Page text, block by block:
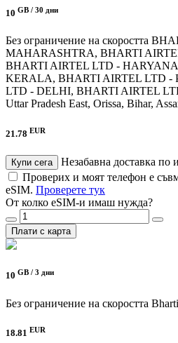
10 GB / 30 дни
Без ограничение на скоростта
MAHARASHTRA, BHARTI
BHARTI AIRTEL LTD -
KERALA, BHARTI AIRTEL LTD -
LTD - DELHI, BHARTI AIRTEL
Uttar Pradesh East, Orissa, Bihar,
21.78 EUR
Купи сега
Незабавна доставка по
Проверих и моят телефон е
eSIM. Проверете тук
От колко eSIM-и имаш нужда?
Плати с карта
10 GB / 3 дни
Без ограничение на скоростта
18.81 EUR